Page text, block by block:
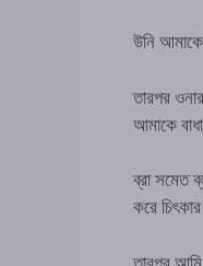
উনি
তারপর
আমাকে
ব্রা সমেত
করে